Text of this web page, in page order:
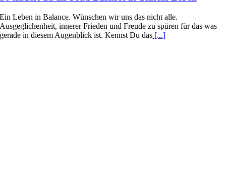
Ein Leben in Balance. Wünschen wir uns das nicht alle.
Ausgeglichenheit, innerer Frieden und Freude zu spüren für das was
gerade in diesem Augenblick ist. Kennst Du das [...]